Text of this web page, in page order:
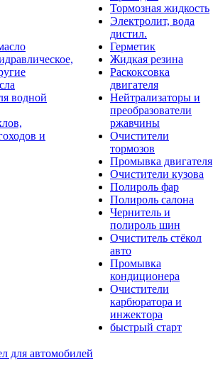
водной
и
Тормозная жидкость
Электролит, вода
дистил.
Герметик
Жидкая резина
Раскоксовка
двигателя
Нейтрализаторы и
преобразователи
ржавчины
Очистители
тормозов
Промывка двигателя
Очистители кузова
Полироль фар
Полироль салона
Чернитель и
полироль шин
Очиститель стёкол
авто
Промывка
кондиционера
Очистители
карбюратора и
инжектора
быстрый старт